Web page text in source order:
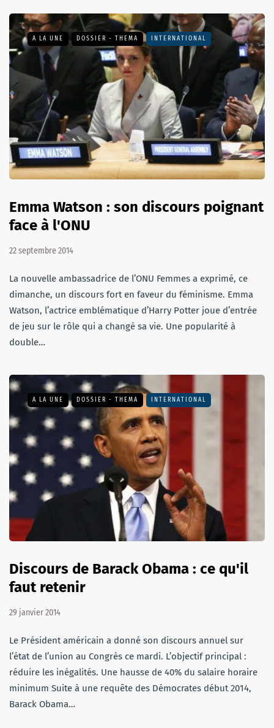
A LA UNE DOSSIER - THEMA INTERNATIONAL
Emma Watson : son discours poignant
face à l'ONU
22 septembre 2014
La nouvelle ambassadrice de l’ONU Femmes a exprimé, ce
dimanche, un discours fort en faveur du féminisme. Emma
Watson, l’actrice emblématique d’Harry Potter joue d’entrée
de jeu sur le rôle qui a changé sa vie. Une popularité à
double…
A LA UNE DOSSIER - THEMA INTERNATIONAL
Discours de Barack Obama : ce qu'il
faut retenir
29 janvier 2014
Le Président américain a donné son discours annuel sur
l’état de l’union au Congrès ce mardi. L’objectif principal :
réduire les inégalités. Une hausse de 40% du salaire horaire
minimum Suite à une requête des Démocrates début 2014,
Barack Obama…